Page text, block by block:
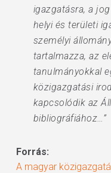
igazgatásra, a
helyi és területi
személyi
tartalmazza, az
tanulmányokkal
közigazgatási
kapcsolódik az
bibliográfiához…”
Forrás:
A magyar